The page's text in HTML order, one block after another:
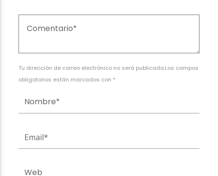
Tu dirección de correo electrónico no será publicada.Los campos
obligatorios están marcados con *